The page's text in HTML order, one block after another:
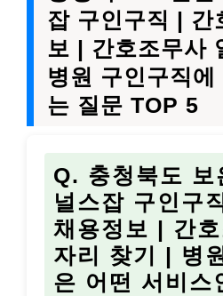
잡 구인구직 | 간
보 | 간호조무사
병원 구인구직
는 질문 TOP 5
Q. 충청북도 보
널스잡 구인구
채용정보 | 간
자리 찾기 | 병
은 어떤 서비스